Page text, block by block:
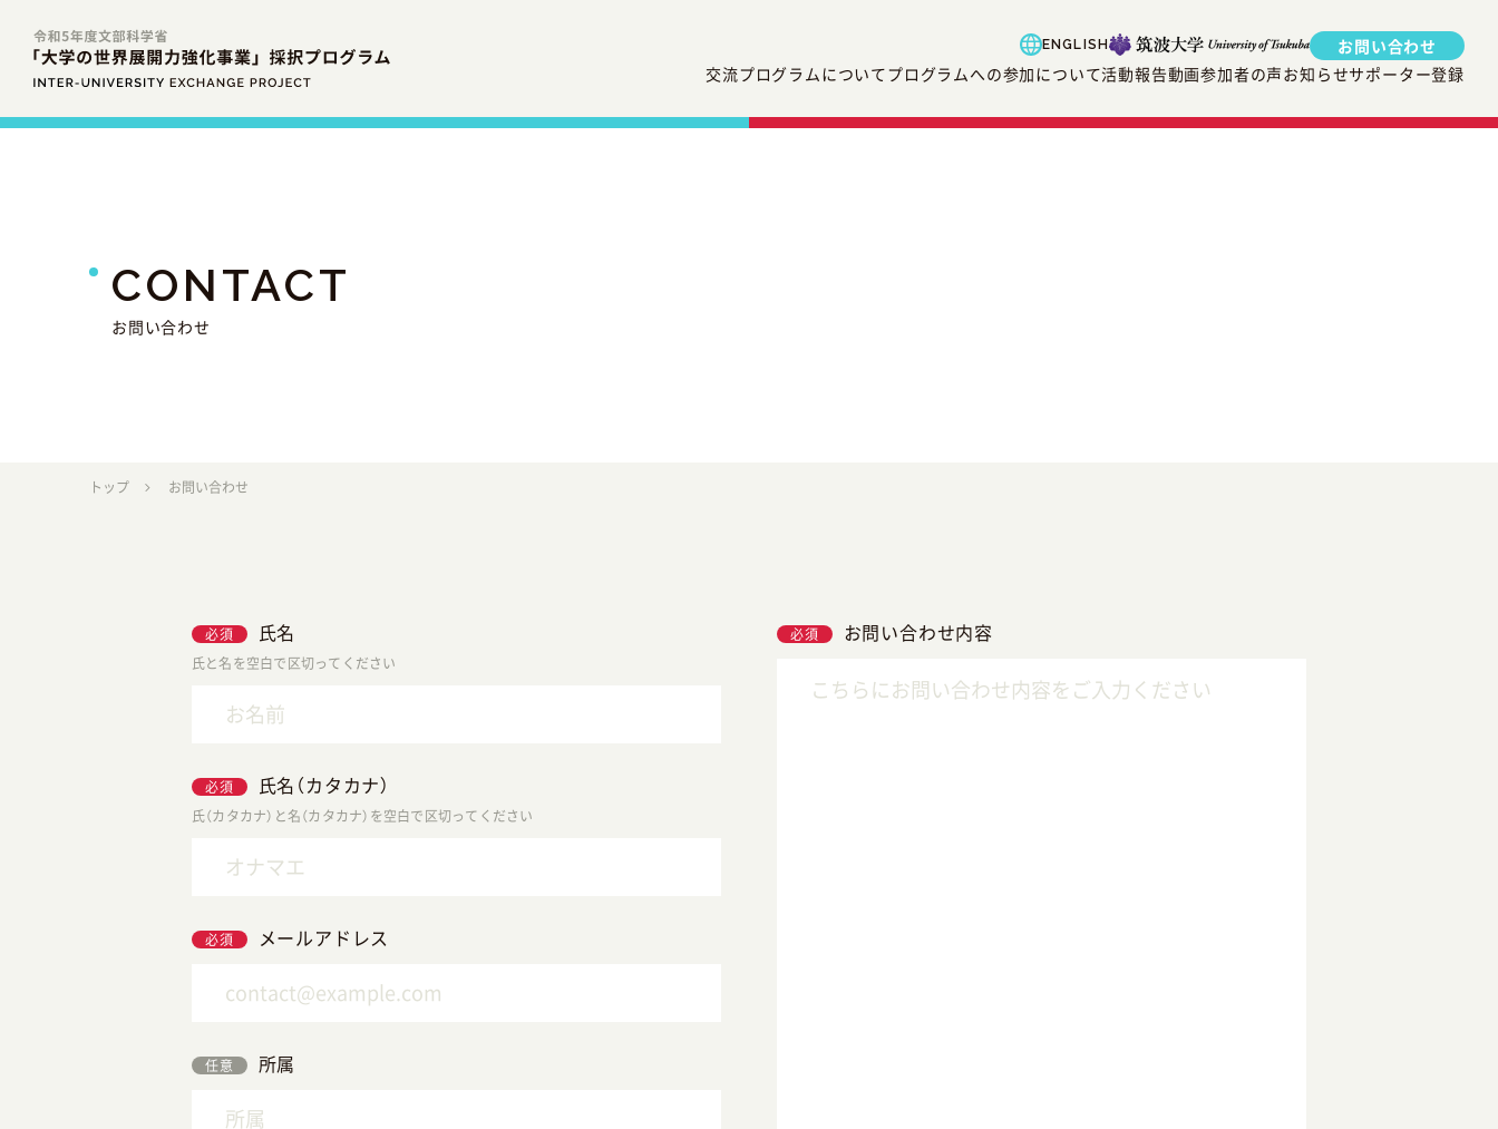
ENGLISH
お問い合わせ
交流プログラムについてプログラムへの参加について活動報告動画参加者の声お知らせサポーター登録
CONTACT
お問い合わせ
トップ お問い合わせ
必須 氏名
氏と名を空白で区切ってください
必須 氏名（カタカナ）
氏（カタカナ）と名（カタカナ）を空白で区切ってください
必須 メールアドレス
任意 所属
必須 お問い合わせ内容